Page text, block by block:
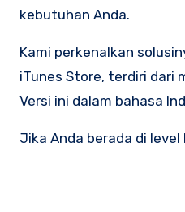
kebutuhan Anda.
Kami perkenalkan
iTunes Store, terdiri dari
Versi ini dalam bahasa
Jika Anda berada di